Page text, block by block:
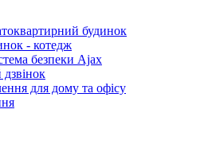
будинок
- котедж
безпеки Ajax
для дому та офісу